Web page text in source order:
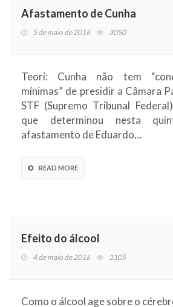
Afastamento de Cunha
5 de maio de 2016 3050
Teori: Cunha não tem
mínimas” de presidir a Câmara
STF (Supremo Tribunal
que determinou nesta
afastamento de Eduardo…
READ MORE
Efeito do álcool
4 de maio de 2016 3105
Como o álcool age sobre o